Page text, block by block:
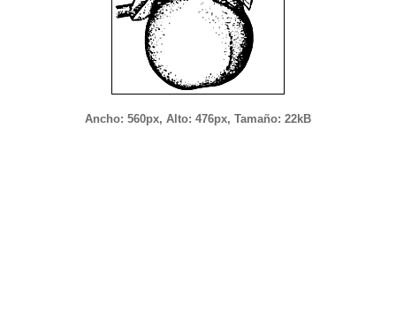
Ancho: 560px, Alto: 476px, Tamaño: 22kB